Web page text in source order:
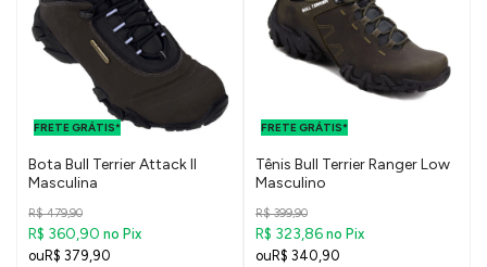
FRETE GRÁTIS*
SUDESTE
Bota Bull Terrier Attack II
Masculina
R$ 479,90
R$ 360,90 no Pix
R$ 379,90
FRETE GRÁTIS*
FRETE GRÁTIS
Tênis Bull Terrier Ranger Low
Masculino
R$ 399,90
R$ 323,86 no Pix
R$ 340,90